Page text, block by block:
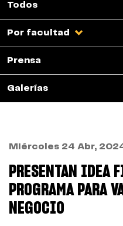
Todos
Por facultad
Prensa
Galerías
Miércoles 24 Abr,
PRESENTAN IDEA
PROGRAMA PARA
NEGOCIO